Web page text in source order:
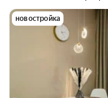
новостройка